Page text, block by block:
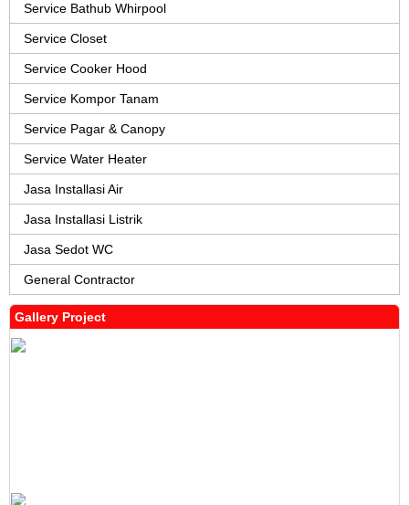
Service Bathub Whirpool
Service Closet
Service Cooker Hood
Service Kompor Tanam
Service Pagar & Canopy
Service Water Heater
Jasa Installasi Air
Jasa Installasi Listrik
Jasa Sedot WC
General Contractor
Gallery Project